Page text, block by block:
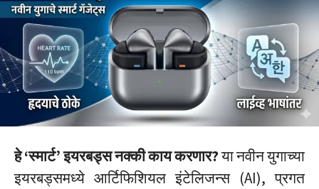
हे ‘स्मार्ट’ इयरबड्स नक्की काय करणार?या नवीन युगाच्या
इयरबड्समध्ये आर्टिफिशियल इंटेलिजन्स (AI), प्रगत